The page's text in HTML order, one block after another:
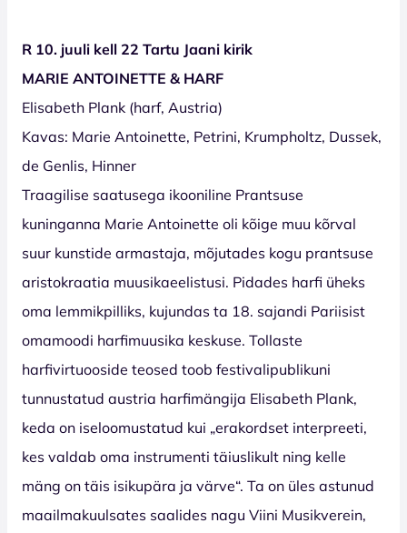
R 10. juuli kell 22 Tartu Jaani kirik
MARIE ANTOINETTE & HARF
Elisabeth Plank (harf, Austria)
Kavas: Marie Antoinette, Petrini, Krumpholtz, Dussek,
de Genlis, Hinner
Traagilise saatusega ikooniline Prantsuse
kuninganna Marie Antoinette oli kõige muu kõrval
suur kunstide armastaja, mõjutades kogu prantsuse
aristokraatia muusikaeelistusi. Pidades harfi üheks
oma lemmikpilliks, kujundas ta 18. sajandi Pariisist
omamoodi harfimuusika keskuse. Tollaste
harfivirtuooside teosed toob festivalipublikuni
tunnustatud austria harfimängija Elisabeth Plank,
keda on iseloomustatud kui „erakordset interpreeti,
kes valdab oma instrumenti täiuslikult ning kelle
mäng on täis isikupära ja värve“. Ta on üles astunud
maailmakuulsates saalides nagu Viini Musikverein,